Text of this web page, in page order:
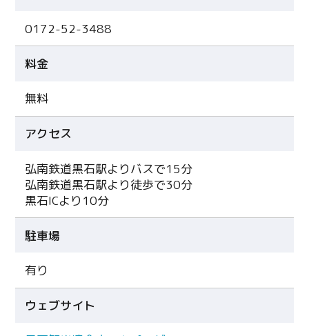
0172-52-3488
料金
無料
アクセス
弘南鉄道黒石駅よりバスで15分
弘南鉄道黒石駅より徒歩で30分
黒石ICより10分
駐車場
有り
ウェブサイト